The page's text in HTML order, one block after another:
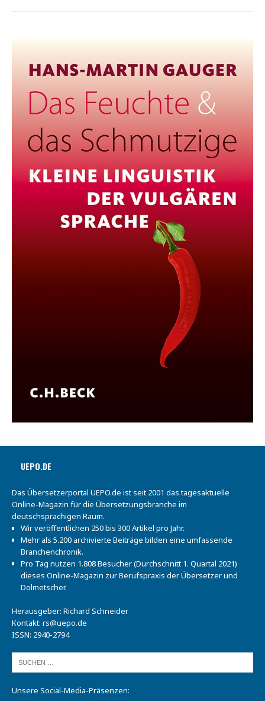
UEPO.DE
Das Übersetzerportal UEPO.de ist seit 2001 das tagesaktuelle
Online-Magazin für die Übersetzungsbranche im
deutschsprachigen Raum.
Wir veröffentlichen 250 bis 300 Artikel pro Jahr.
Mehr als 5.200 archivierte Beiträge bilden eine umfassende
Branchenchronik.
Pro Tag nutzen 1.808 Besucher (Durchschnitt 1. Quartal 2021)
dieses Online-Magazin zur Berufspraxis der Übersetzer und
Dolmetscher.
Herausgeber: Richard Schneider
Kontakt: rs@uepo.de
ISSN: 2940-2794
Unsere Social-Media-Präsenzen: